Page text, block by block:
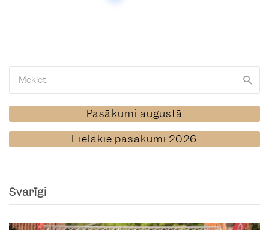
Pasākumi augustā
Lielākie pasākumi 2026
Svarīgi